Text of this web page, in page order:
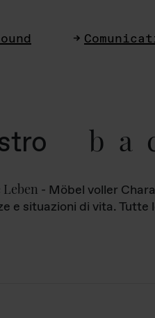
Leben - Möbel voller
e situazioni di vita.